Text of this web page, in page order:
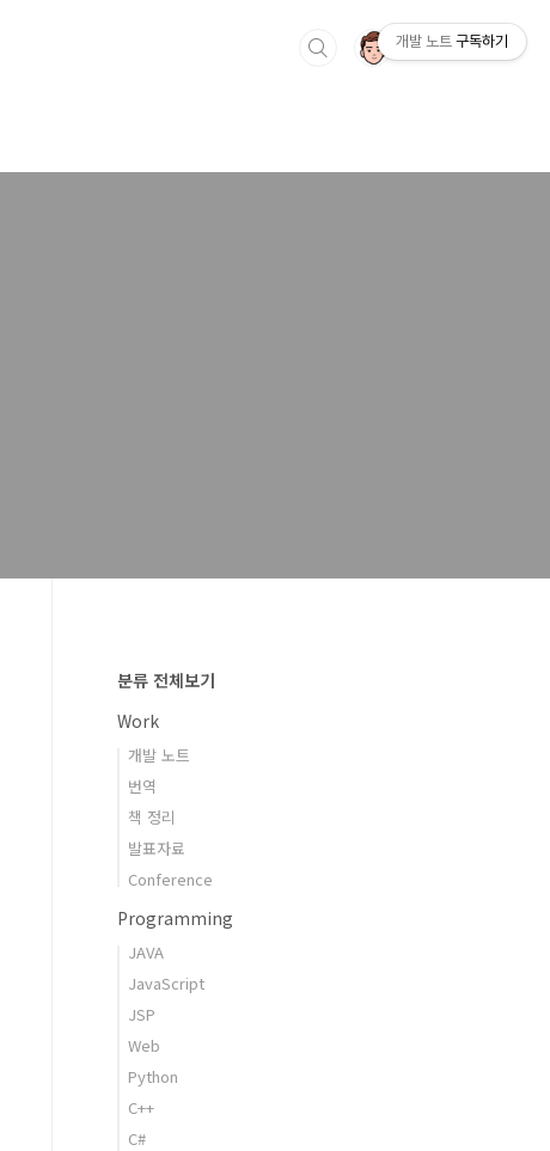
분류 전체보기
Work
개발 노트
번역
책 정리
발표자료
Conference
Programming
JAVA
JavaScript
JSP
Web
Python
C++
C#
개발 노트 구독하기